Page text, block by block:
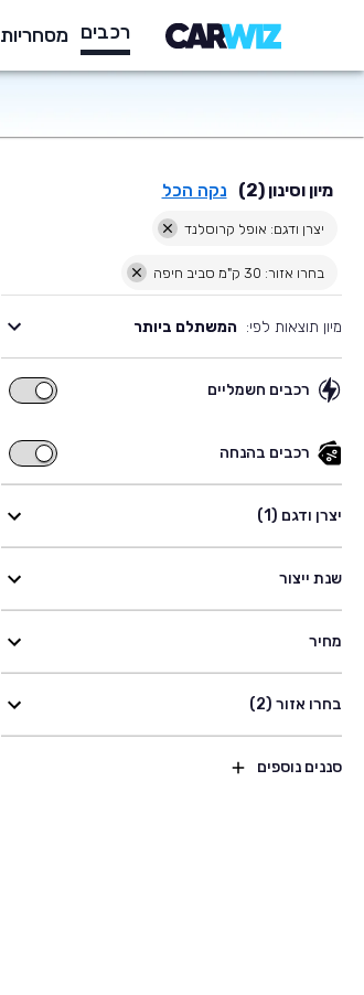
רכבים מסחריות
מיון וסינון (2) נקה הכל
יצרן ודגם: אופל קרוסלנד
בחרו אזור: 30 ק"מ סביב חיפה
מיון תוצאות לפי: המשתלם ביותר
רכבים חשמליים
רכבים
רכבים בהנחה
רכבים
בהנחה
יצרן ודגם (1)
שנת ייצור
מחיר
בחרו אזור (2)
סננים נוספים